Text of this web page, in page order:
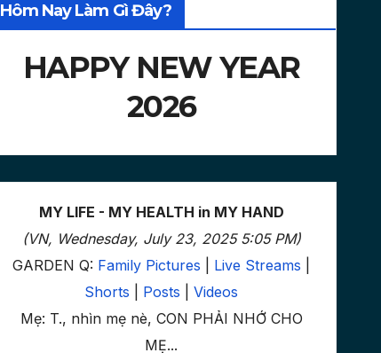
Hôm Nay Làm Gì Đây?
HAPPY NEW YEAR
2026
MY LIFE - MY HEALTH in MY HAND
(VN, Wednesday, July 23, 2025 5:05 PM)
GARDEN Q: Family Pictures Live Streams
Shorts
Posts |Videos
Mẹ: T., nhìn mẹ nè, CON PHẢI NHỚ CHO
MẸ...